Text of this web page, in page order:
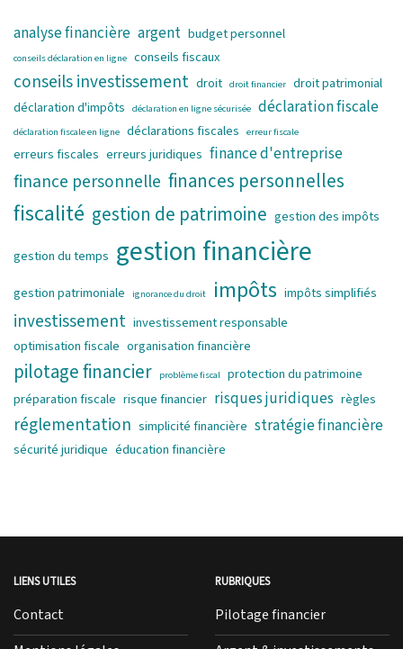
analyse financière argent budget personnel
conseils déclaration en ligne conseils fiscaux
conseils investissement droit droit financier droit patrimonial
déclaration d'impôts déclaration en ligne sécurisée déclaration fiscale
déclaration fiscale en ligne déclarations fiscales erreur fiscale
erreurs fiscales erreurs juridiques finance d'entreprise
finance personnelle finances personnelles
fiscalité gestion de patrimoine gestion des impôts
gestion du temps gestion financière
gestion patrimoniale ignorance du droit impôts impôts simplifiés
investissement investissement responsable
optimisation fiscale organisation financière
pilotage financier problème fiscal protection du patrimoine
préparation fiscale risque financier risques juridiques règles
réglementation simplicité financière stratégie financière
sécurité juridique éducation financière
LIENS UTILES
Contact
RUBRIQUES
Pilotage financier